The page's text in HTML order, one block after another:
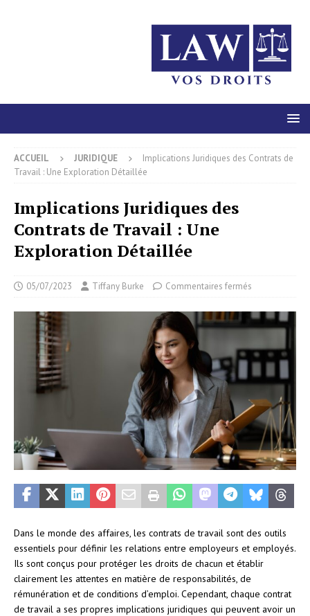
ACCUEIL JURIDIQUE
Implications Juridiques des Contrats de
Travail : Une Exploration Détaillée
Implications Juridiques des
Contrats de Travail : Une
Exploration Détaillée
05/07/2023 Tiffany Burke Commentaires fermés
Dans le monde des affaires, les contrats de travail sont des outils
essentiels pour définir les relations entre employeurs et employés.
Ils sont conçus pour protéger les droits de chacun et établir
clairement les attentes en matière de responsabilités, de
rémunération et de conditions d’emploi. Cependant, chaque contrat
de travail a ses propres implications juridiques qui peuvent avoir un